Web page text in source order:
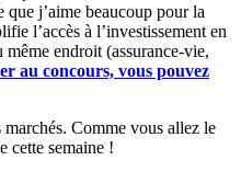
j’aime beaucoup pour la
l’accès à l’investissement en
endroit (assurance-vie,
au concours, vous pouvez
Comme vous allez le
cette semaine !